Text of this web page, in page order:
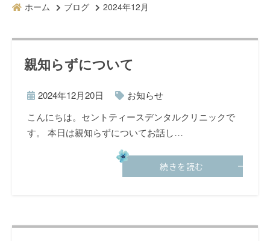
ホーム ブログ 2024年12月
親知らずについて
2024年12月20日
お知らせ
こんにちは。セントティースデンタルクリニックで
す。 本日は親知らずについてお話し…
続きを読む